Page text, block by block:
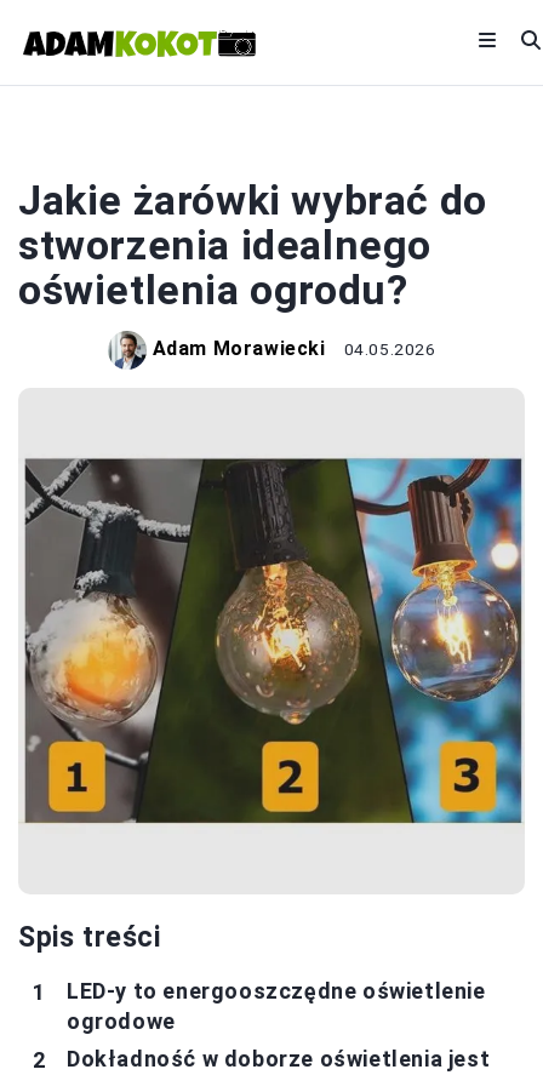
Jakie żarówki wybrać do
stworzenia idealnego
oświetlenia ogrodu?
Adam Morawiecki 04.05.2026
Spis treści
LED-y to energooszczędne oświetlenie
ogrodowe
Dokładność w doborze oświetlenia jest